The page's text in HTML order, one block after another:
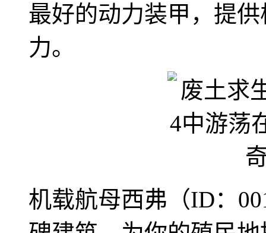
最好的动力装甲，提
力。
机载航母西弗（ID：